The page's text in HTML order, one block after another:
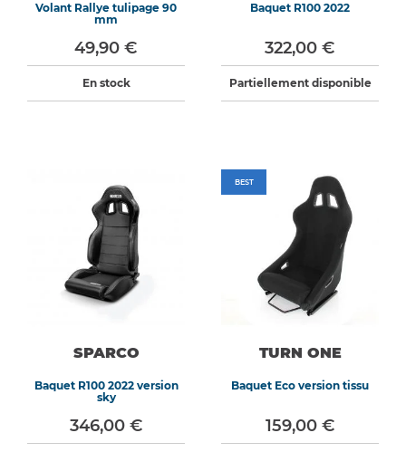
Volant Rallye tulipage 90
mm
49,90 €
En stock
Baquet R100 2022
322,00 €
Partiellement disponible
SPARCO
Baquet R100 2022 version
sky
346,00 €
BEST
TURN ONE
Baquet Eco version tissu
159,00 €